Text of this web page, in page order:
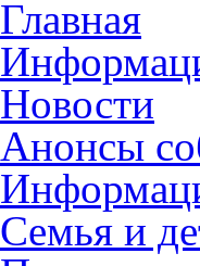
Главная
Новости
Анонсы
Семья и